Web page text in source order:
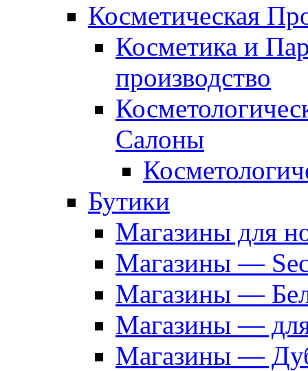
Косметическая
Косметика и
производство
Салоны
Бутики
Магазины для
Магазины —
Магазины —
Магазины —
Магазины —